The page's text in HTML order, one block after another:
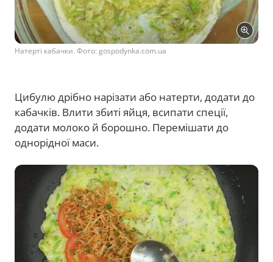
Натерті кабачки. Фото: gospodynka.com.ua
Цибулю дрібно нарізати або натерти, додати до
кабачків. Влити збиті яйця, всипати спеції,
додати молоко й борошно. Перемішати до
однорідної маси.